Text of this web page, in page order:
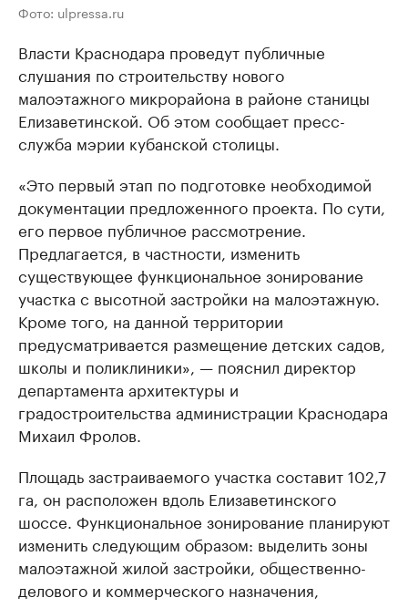
Фото: ulpressa.ru
Власти Краснодара проведут публичные
слушания по строительству нового
малоэтажного микрорайона в районе станицы
Елизаветинской. Об этом сообщает пресс-
служба мэрии кубанской столицы.
«Это первый этап по подготовке необходимой
документации предложенного проекта. По сути,
его первое публичное рассмотрение.
Предлагается, в частности, изменить
существующее функциональное зонирование
участка с высотной застройки на малоэтажную.
Кроме того, на данной территории
предусматривается размещение детских садов,
школы и поликлиники», — пояснил директор
департамента архитектуры и
градостроительства администрации Краснодара
Михаил Фролов.
Площадь застраиваемого участка составит 102,7
га, он расположен вдоль Елизаветинского
шоссе. Функциональное зонирование планируют
изменить следующим образом: выделить зоны
малоэтажной жилой застройки, общественно-
делового и коммерческого назначения,